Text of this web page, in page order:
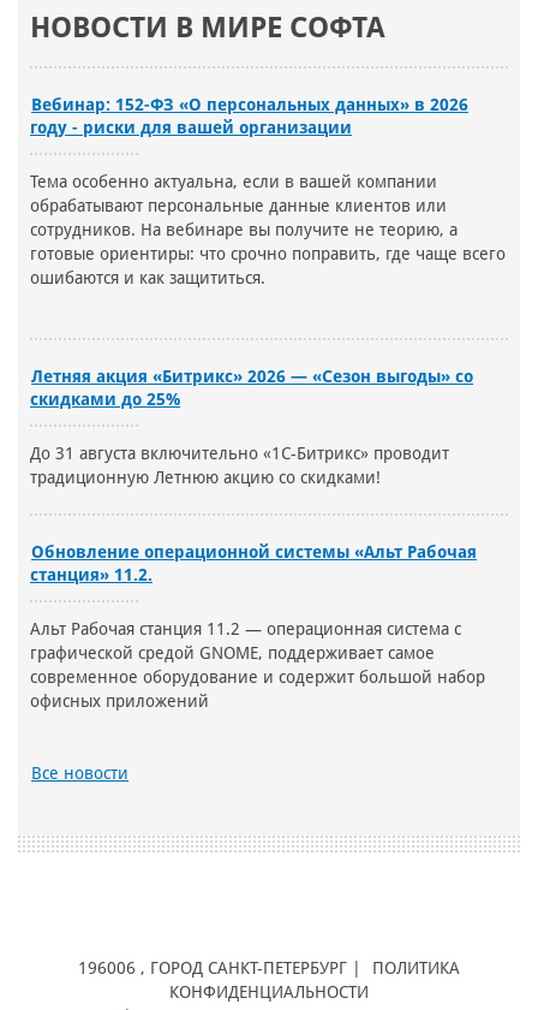
НОВОСТИ В МИРЕ СОФТА
Вебинар: 152-ФЗ «О персональных данных» в 2026
году - риски для вашей организации
Тема особенно актуальна, если в вашей компании
обрабатывают персональные данные клиентов или
сотрудников. На вебинаре вы получите не теорию, а
готовые ориентиры: что срочно поправить, где чаще всего
ошибаются и как защититься.
Летняя акция «Битрикс» 2026 — «Сезон выгоды» со
скидками до 25%
До 31 августа включительно «1С-Битрикс» проводит
традиционную Летнюю акцию со скидками!
Обновление операционной системы «Альт Рабочая
станция» 11.2.
Альт Рабочая станция 11.2 — операционная система с
графической средой GNOME, поддерживает самое
современное оборудование и содержит большой набор
офисных приложений
Все новости
196006 , ГОРОД САНКТ-ПЕТЕРБУРГ |
ПОЛИТИКА
КОНФИДЕНЦИАЛЬНОСТИ